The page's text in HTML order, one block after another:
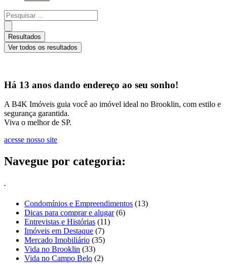
Pesquisar
...
Resultados
Ver todos os resultados
Há 13 anos dando endereço ao seu sonho!
A B4K Imóveis guia você ao imóvel ideal no Brooklin, com estilo e
segurança garantida.
Viva o melhor de SP.
acesse nosso site
Navegue por categoria:
.
Condomínios e Empreendimentos (13)
Dicas para comprar e alugar(6)
Entrevistas e Histórias (11)
Imóveis em Destaque (7)
Mercado Imobiliário (35)
Vida no Brooklin (33)
Vida no Campo Belo (2)